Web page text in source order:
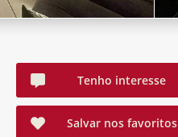
Tenho interesse
Salvar nos favoritos